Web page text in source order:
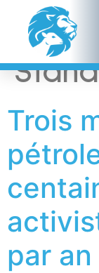
Trois
par an